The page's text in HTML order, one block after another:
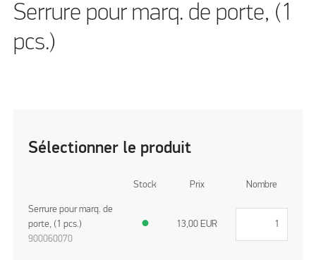
Serrure pour marq. de porte, (1
pcs.)
Sélectionner le produit
Stock Prix Nombre
Serrure pour marq. de
porte, (1 pcs.)
900060070
● 13,00 EUR